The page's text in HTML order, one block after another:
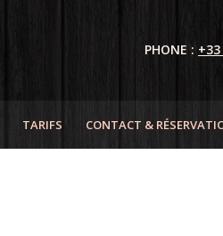
PHONE :
TARIFS CONTACT &